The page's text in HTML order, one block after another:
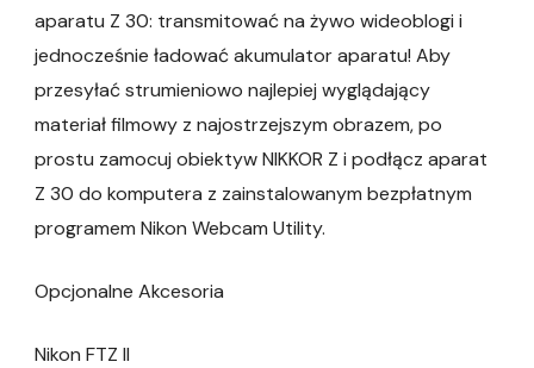
aparatu Z 30: transmitować na żywo wideoblogi i
jednocześnie ładować akumulator aparatu! Aby
przesyłać strumieniowo najlepiej wyglądający
materiał filmowy z najostrzejszym obrazem, po
prostu zamocuj obiektyw NIKKOR Z i podłącz aparat
Z 30 do komputera z zainstalowanym bezpłatnym
programem Nikon Webcam Utility.
Opcjonalne Akcesoria
Nikon FTZ II